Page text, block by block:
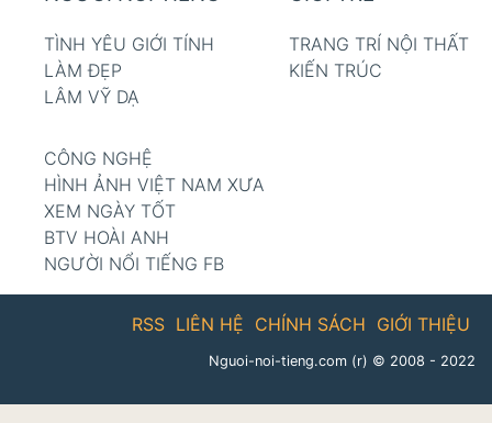
TÌNH YÊU GIỚI TÍNH
LÀM ĐẸP
LÂM VỸ DẠ
TRANG TRÍ NỘI THẤT
KIẾN TRÚC
CÔNG NGHỆ
HÌNH ẢNH VIỆT NAM XƯA
XEM NGÀY TỐT
BTV HOÀI ANH
NGƯỜI NỔI TIẾNG FB
GIỚI THIỆU
CHÍNH SÁCH
LIÊN HỆ
RSS
Nguoi-noi-tieng.com (r) © 2008 - 2022